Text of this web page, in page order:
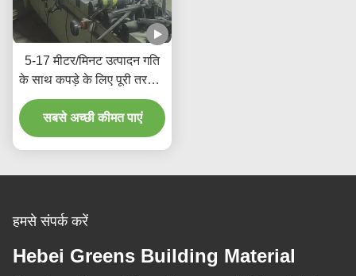
5-17 मीटर/मिनट उत्पादन गति
के साथ कपड़े के लिए पूरी तरह से
स्वचालित पीयूआर गर्म पिघल गोंद
लेमिनेटिंग मशीन
सबसे अच्छी कीमत पाएं
हमसे संपर्क करें
Hebei Greens Building Material